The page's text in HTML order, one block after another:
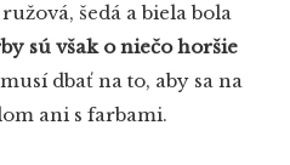
šedá a biela bola
sú však o niečo horšie
dbať na to, aby sa na
ani s farbami.